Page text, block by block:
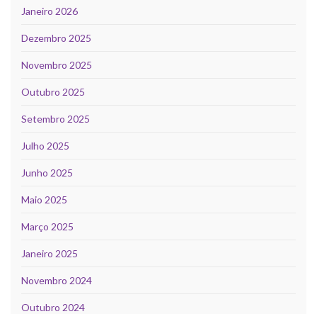
Janeiro 2026
Dezembro 2025
Novembro 2025
Outubro 2025
Setembro 2025
Julho 2025
Junho 2025
Maio 2025
Março 2025
Janeiro 2025
Novembro 2024
Outubro 2024